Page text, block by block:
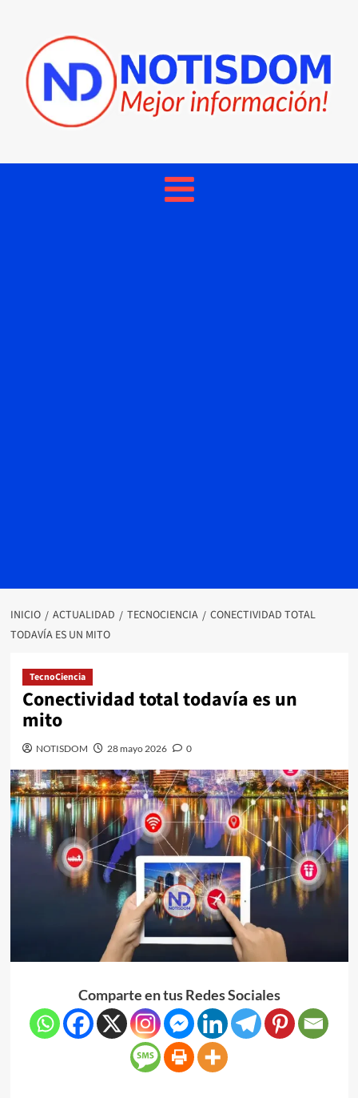
INICIO ACTUALIDAD TECNOCIENCIA
CONECTIVIDAD TOTAL
TODAVÍA ES UN MITO
TecnoCiencia
Conectividad total todavía es un
mito
NOTISDOM 28 mayo 2026 0
Comparte en tus Redes Sociales